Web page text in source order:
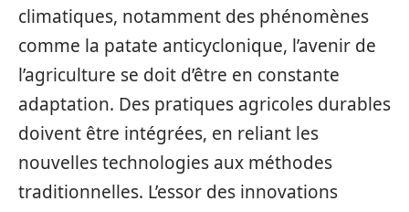
climatiques, notamment des phénomènes
comme la patate anticyclonique, l’avenir de
l’agriculture se doit d’être en constante
adaptation. Des pratiques agricoles durables
doivent être intégrées, en reliant les
nouvelles technologies aux méthodes
traditionnelles. L’essor des innovations